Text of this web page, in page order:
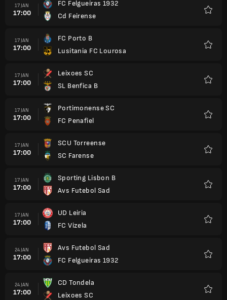
17 JAN
17:00
FC Felgueiras 1932
Cd Feirense
17 JAN
17:00
FC Porto B
Lusitania FC Lourosa
17 JAN
17:00
Leixoes SC
SL Benfica B
17 JAN
17:00
Portimonense SC
FC Penafiel
17 JAN
17:00
SCU Torreense
SC Farense
17 JAN
17:00
Sporting Lisbon B
Avs Futebol Sad
17 JAN
17:00
UD Leiria
FC Vizela
24 JAN
17:00
Avs Futebol Sad
FC Felgueiras 1932
24 JAN
17:00
CD Tondela
Leixoes SC